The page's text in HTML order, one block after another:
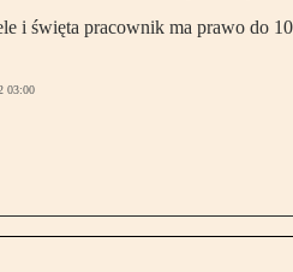
i święta pracownik ma prawo do
03:00